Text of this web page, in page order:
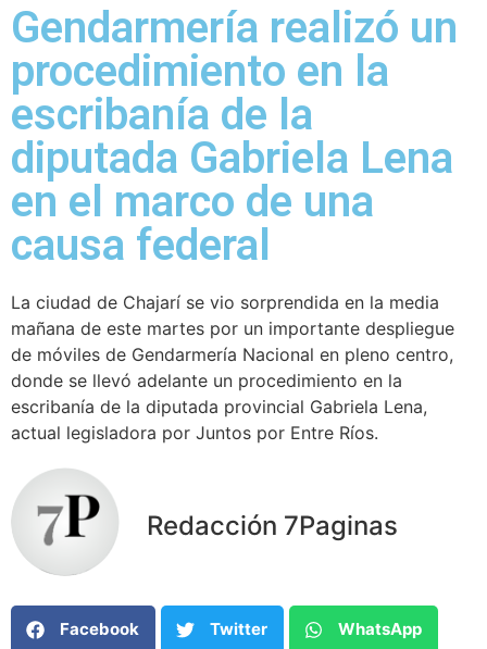
Gendarmería realizó un
procedimiento en la
escribanía de la
diputada Gabriela Lena
en el marco de una
causa federal
La ciudad de Chajarí se vio sorprendida en la media
mañana de este martes por un importante despliegue
de móviles de Gendarmería Nacional en pleno centro,
donde se llevó adelante un procedimiento en la
escribanía de la diputada provincial Gabriela Lena,
actual legisladora por Juntos por Entre Ríos.
Redacción 7Paginas
Facebook Twitter WhatsApp